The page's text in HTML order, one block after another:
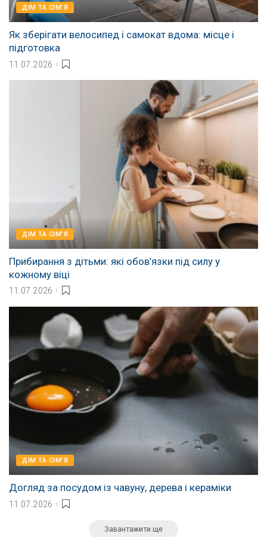
ДІМ ТА СІМ'Я
Як зберігати велосипед і самокат вдома: місце і
підготовка
11.07.2026
ДІМ ТА СІМ'Я
Прибирання з дітьми: які обов’язки під силу у
кожному віці
11.07.2026
ДІМ ТА СІМ'Я
Догляд за посудом із чавуну, дерева і кераміки
11.07.2026
Завантажити ще